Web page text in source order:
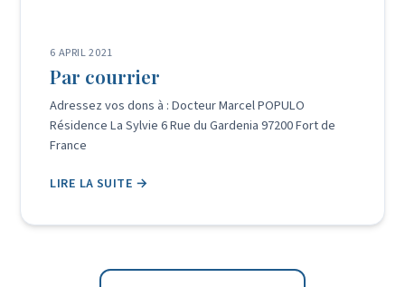
6 APRIL 2021
Par courrier
Adressez vos dons à : Docteur Marcel POPULO
Résidence La Sylvie 6 Rue du Gardenia 97200 Fort de
France
LIRE LA SUITE →